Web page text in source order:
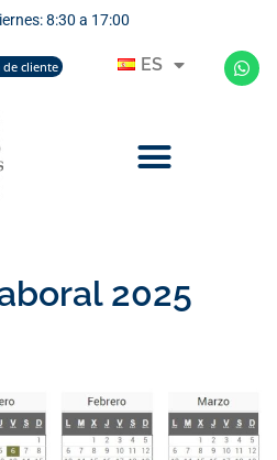
8:30 a 17:00
de cliente ES
2025